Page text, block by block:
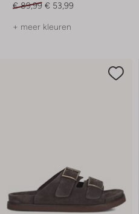
€ 89,99 € 53,99
+ meer kleuren